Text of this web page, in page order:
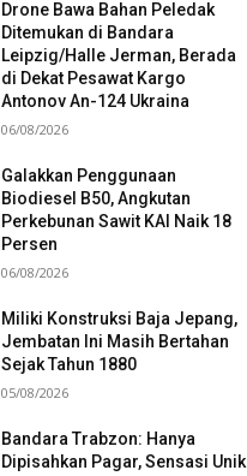
Drone Bawa Bahan Peledak
Ditemukan di Bandara
Leipzig/Halle Jerman, Berada
di Dekat Pesawat Kargo
Antonov An-124 Ukraina
06/08/2026
Galakkan Penggunaan
Biodiesel B50, Angkutan
Perkebunan Sawit KAI Naik 18
Persen
06/08/2026
Miliki Konstruksi Baja Jepang,
Jembatan Ini Masih Bertahan
Sejak Tahun 1880
05/08/2026
Bandara Trabzon: Hanya
Dipisahkan Pagar, Sensasi Unik